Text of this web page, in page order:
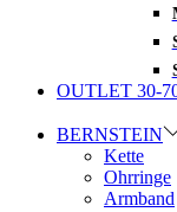
OUTLET 30-
BERNSTEIN
Kette
Ohrringe
Armband